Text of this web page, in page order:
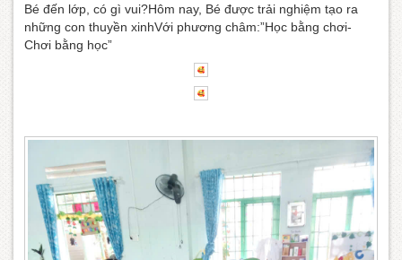
Bé đến lớp, có gì vui?Hôm nay, Bé được trải nghiệm tạo ra
những con thuyền xinhVới phương châm:”Học bằng chơi-
Chơi bằng học”